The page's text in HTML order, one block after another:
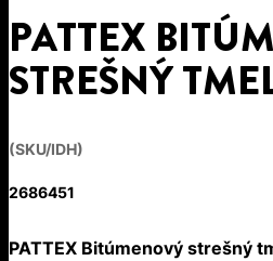
PATTEX
STREŠNÝ
(SKU/IDH)
2686451
PATTEX Bitúmenový strešný